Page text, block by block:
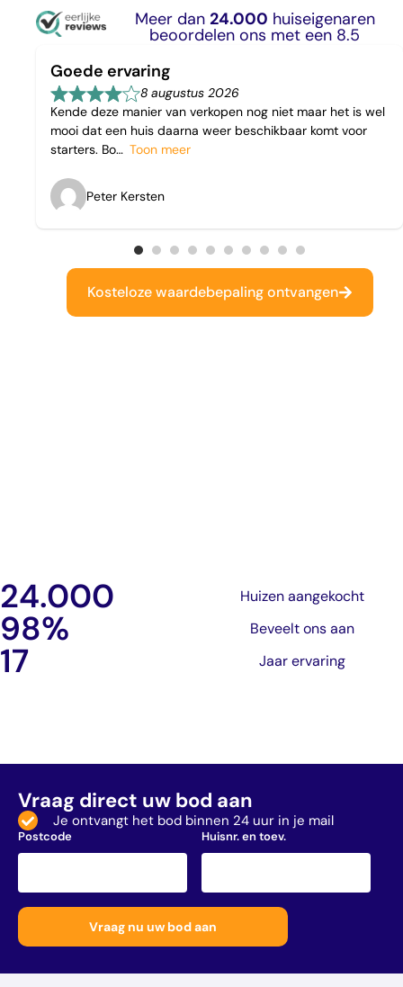
Meer dan 24.000 huiseigenaren
beoordelen ons met een 8.5
Goede ervaring
8 augustus 2026
Kende deze manier van verkopen nog niet maar het is wel
mooi dat een huis daarna weer beschikbaar komt voor
starters. Bo
Toon meer
Peter Kersten
Kosteloze waardebepaling ontvangen
Huizen aangekocht
24.000
Beveelt ons aan
98%
Jaar ervaring
17
Vraag direct uw bod aan
Je ontvangt het bod binnen 24 uur in je mail
Postcode Huisnr. en toev.